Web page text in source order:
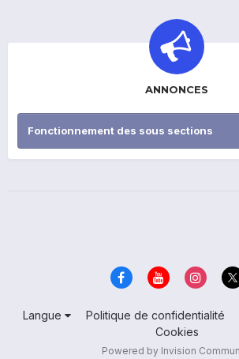
ANNONCES
Fonctionnement des sous sections
Langue Politique de confidentialité
Cookies
Powered by Invision